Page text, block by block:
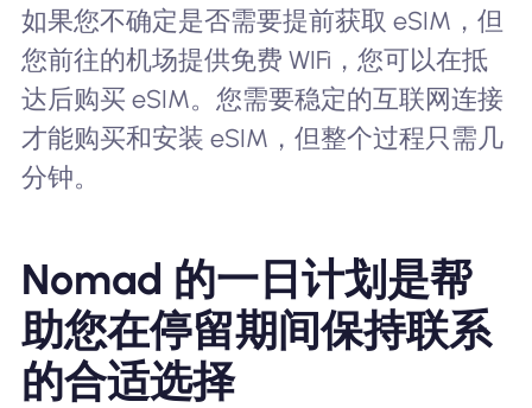
如果您不确定是否需要提前获取 eSIM，但
您前往的机场提供免费 WIFi，您可以在抵
达后购买 eSIM。您需要稳定的互联网连接
才能购买和安装 eSIM，但整个过程只需几
分钟。
Nomad 的一日计划是帮
助您在停留期间保持联系
的合适选择